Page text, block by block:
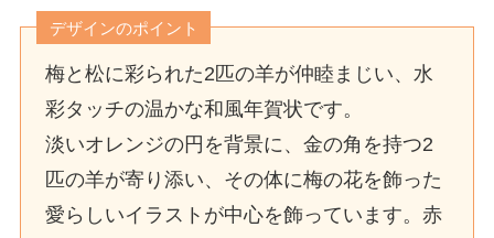
デザインのポイント
梅と松に彩られた2匹の羊が仲睦まじい、水
彩タッチの温かな和風年賀状です。
淡いオレンジの円を背景に、金の角を持つ2
匹の羊が寄り添い、その体に梅の花を飾った
愛らしいイラストが中心を飾っています。赤